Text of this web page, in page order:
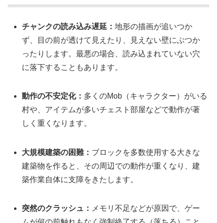
チャンクの読み込み遅延：地形の描画が追いつか
ず、目の前が透けて見えたり、見えない壁にぶつか
ったりします。最悪の場合、読み込まれていない穴
に落下することもあります。
動作の不安定化： 多くのMob（キャラクター）がいる
村や、アイテムが多いチェスト部屋などで動作が著
しく重くなります。
大規模建築の困難： ブロックを多数使用する大きな
建築物を作ると、その周辺での動作が重くなり、建
築作業自体に支障をきたします。
突然のクラッシュ： メモリ不足などが原因で、ゲー